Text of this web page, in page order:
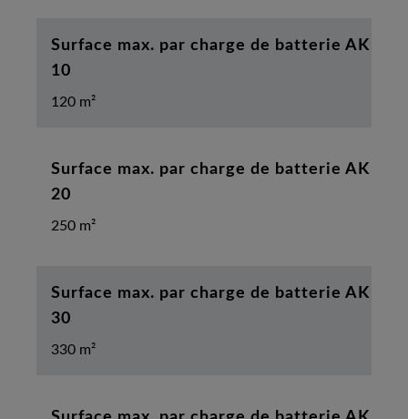
Surface max. par charge de batterie AK
10
120 m²
Surface max. par charge de batterie AK
20
250 m²
Surface max. par charge de batterie AK
30
330 m²